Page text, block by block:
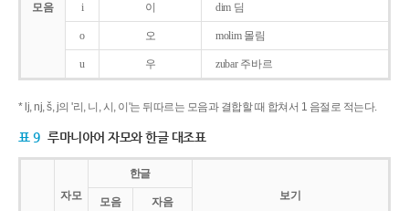
모음 i 이 dim 딤
o 오 molim 몰림
u 우 zubar 주바르
* lj, nj, š, j의 '리, 니, 시, 이'는 뒤따르는 모음과 결합할 때 합쳐서 1 음절로 적는다.
표 9 루마니아어 자모와 한글 대조표
자모
한글
보기
모음
자음